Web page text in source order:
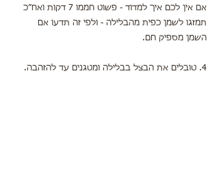
אם אין לכם איך למדוד - פשוט חממו 7 דקות ואח״כ
תמזגו לשמן כפית מהבלילה - ולפי זה תדעו אם
השמן מספיק חם.
4. טובלים את הבצל בבלילה ומטגנים עד להזהבה.